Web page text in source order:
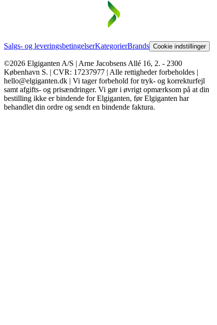
Salgs- og leveringsbetingelserKategorierBrands Cookie indstillinger
©2026 Elgiganten A/S | Arne Jacobsens Allé 16, 2. - 2300
København S. | CVR: 17237977 | Alle rettigheder forbeholdes |
hello@elgiganten.dk | Vi tager forbehold for tryk- og korrekturfejl
samt afgifts- og prisændringer. Vi gør i øvrigt opmærksom på at din
bestilling ikke er bindende for Elgiganten, før Elgiganten har
behandlet din ordre og sendt en bindende faktura.